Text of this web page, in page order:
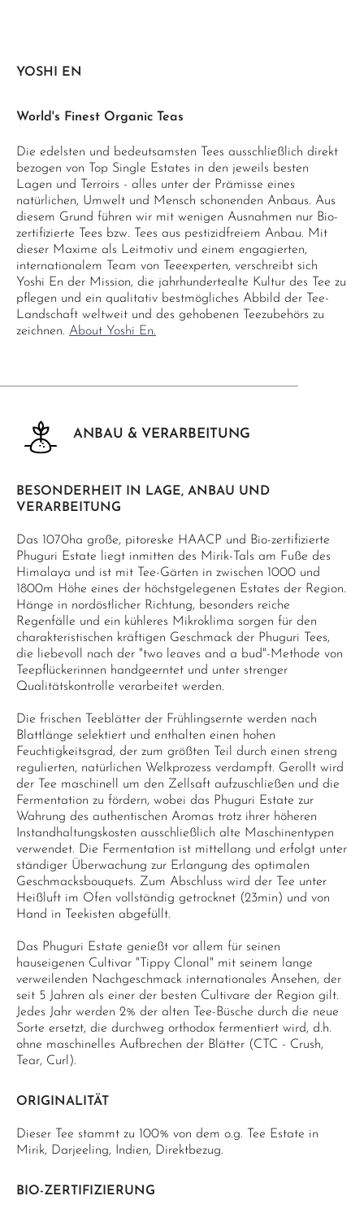
YOSHI EN
World's Finest Organic Teas
Die edelsten und bedeutsamsten Tees ausschließlich direkt
bezogen von Top Single Estates in den jeweils besten
Lagen und Terroirs - alles unter der Prämisse eines
natürlichen, Umwelt und Mensch schonenden Anbaus. Aus
diesem Grund führen wir mit wenigen Ausnahmen nur Bio-
zertifizierte Tees bzw. Tees aus pestizidfreiem Anbau. Mit
dieser Maxime als Leitmotiv und einem engagierten,
internationalem Team von Teeexperten, verschreibt sich
Yoshi En der Mission, die jahrhundertealte Kultur des Tee zu
pflegen und ein qualitativ bestmögliches Abbild der Tee-
Landschaft weltweit und des gehobenen Teezubehörs zu
zeichnen. About Yoshi En.
ANBAU & VERARBEITUNG
BESONDERHEIT IN LAGE, ANBAU UND
VERARBEITUNG
Das 1070ha große, pitoreske HAACP und Bio-zertifizierte
Phuguri Estate liegt inmitten des Mirik-Tals am Fuße des
Himalaya und ist mit Tee-Gärten in zwischen 1000 und
1800m Höhe eines der höchstgelegenen Estates der Region.
Hänge in nordöstlicher Richtung, besonders reiche
Regenfälle und ein kühleres Mikroklima sorgen für den
charakteristischen kräftigen Geschmack der Phuguri Tees,
die liebevoll nach der "two leaves and a bud"-Methode von
Teepflückerinnen handgeerntet und unter strenger
Qualitätskontrolle verarbeitet werden.
Die frischen Teeblätter der Frühlingsernte werden nach
Blattlänge selektiert und enthalten einen hohen
Feuchtigkeitsgrad, der zum größten Teil durch einen streng
regulierten, natürlichen Welkprozess verdampft. Gerollt wird
der Tee maschinell um den Zellsaft aufzuschließen und die
Fermentation zu fördern, wobei das Phuguri Estate zur
Wahrung des authentischen Aromas trotz ihrer höheren
Instandhaltungskosten ausschließlich alte Maschinentypen
verwendet. Die Fermentation ist mittellang und erfolgt unter
ständiger Überwachung zur Erlangung des optimalen
Geschmacksbouquets. Zum Abschluss wird der Tee unter
Heißluft im Ofen vollständig getrocknet (23min) und von
Hand in Teekisten abgefüllt.
Das Phuguri Estate genießt vor allem für seinen
hauseigenen Cultivar "Tippy Clonal" mit seinem lange
verweilenden Nachgeschmack internationales Ansehen, der
seit 5 Jahren als einer der besten Cultivare der Region gilt.
Jedes Jahr werden 2% der alten Tee-Büsche durch die neue
Sorte ersetzt, die durchweg orthodox fermentiert wird, d.h.
ohne maschinelles Aufbrechen der Blätter (CTC - Crush,
Tear, Curl).
ORIGINALITÄT
Dieser Tee stammt zu 100% von dem o.g. Tee Estate in
Mirik, Darjeeling, Indien, Direktbezug.
BIO-ZERTIFIZIERUNG